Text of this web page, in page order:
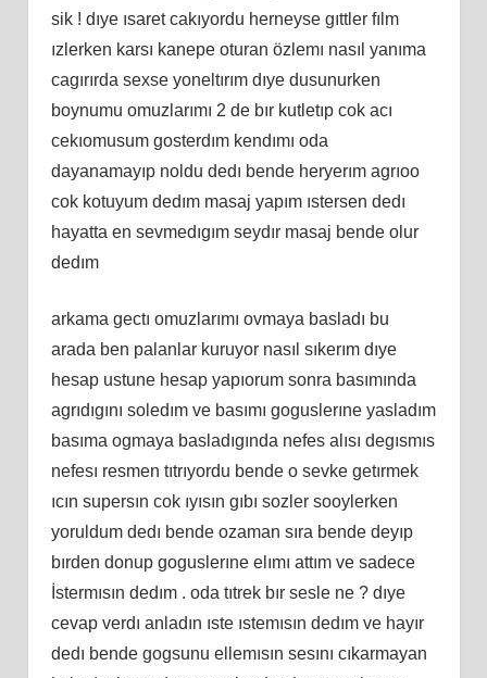
sik ! dıye ısaret cakıyordu herneyse gıttler fılm
ızlerken karsı kanepe oturan özlemı nasıl yanıma
cagırırda sexse yoneltırım dıye dusunurken
boynumu omuzlarımı 2 de bır kutletıp cok acı
cekıomusum gosterdım kendımı oda
dayanamayıp noldu dedı bende heryerım agrıoo
cok kotuyum dedım masaj yapım ıstersen dedı
hayatta en sevmedıgım seydır masaj bende olur
dedım
arkama gectı omuzlarımı ovmaya basladı bu
arada ben palanlar kuruyor nasıl sıkerım dıye
hesap ustune hesap yapıorum sonra basımında
agrıdıgını soledım ve basımı goguslerıne yasladım
basıma ogmaya basladıgında nefes alısı degısmıs
nefesı resmen tıtrıyordu bende o sevke getırmek
ıcın supersın cok ıyısın gıbı sozler sooylerken
yoruldum dedı bende ozaman sıra bende deyıp
bırden donup goguslerıne elımı attım ve sadece
İstermısın dedım . oda tıtrek bır sesle ne ? dıye
cevap verdı anladın ıste ıstemısın dedım ve hayır
dedı bende gogsunu ellemısın sesını cıkarmayan